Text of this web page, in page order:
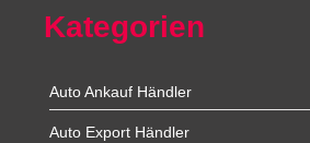
Kategorien
Auto Ankauf Händler
Auto Export Händler